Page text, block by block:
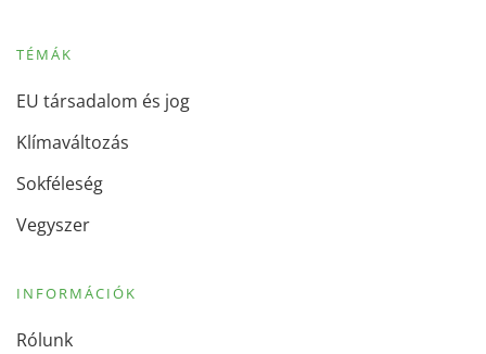
TÉMÁK
EU társadalom és jog
Klímaváltozás
Sokféleség
Vegyszer
INFORMÁCIÓK
Rólunk